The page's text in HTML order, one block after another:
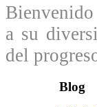
a su
del
Blog